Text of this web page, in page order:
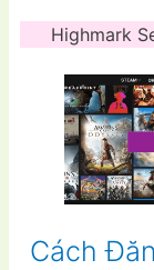
Highmark
Cách